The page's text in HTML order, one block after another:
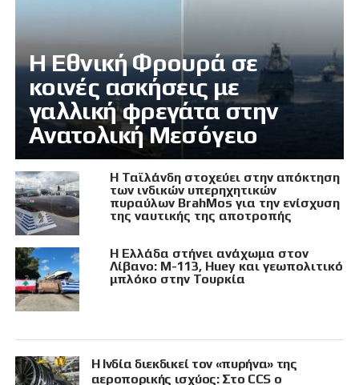
Η Εθνική Φρουρά σε
κοινές ασκήσεις με
γαλλική φρεγάτα στην
Ανατολική Μεσόγειο
Η Ταϊλάνδη στοχεύει στην απόκτηση
των ινδικών υπερηχητικών
πυραύλων BrahMos για την ενίσχυση
της ναυτικής της αποτροπής
Η Ελλάδα στήνει ανάχωμα στον
Λίβανο: M-113, Huey και γεωπολιτικό
μπλόκο στην Τουρκία
Η Ινδία διεκδικεί τον «πυρήνα» της
αεροπορικής ισχύος: Στο CCS ο